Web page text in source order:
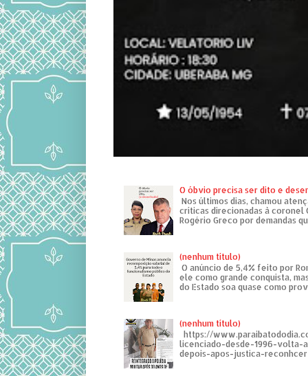
O óbvio precisa ser dito e
Nos últimos dias, chamou
críticas direcionadas à coronel
Rogério Greco por demandas
(nenhum título)
O anúncio de 5,4% feito por
ele como grande conquista,
do Estado soa quase como
(nenhum título)
https://
licenciado-desde-1996-volta-
depois-apos-justica-